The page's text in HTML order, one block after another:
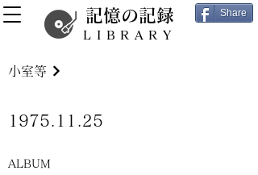
記憶の記録
LIBRARY
Share
小室等
1975.11.25
ALBUM